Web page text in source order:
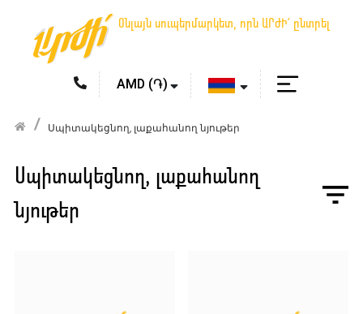
Օնլայն սուպերմարկետ, որն ԱՐԺԻ՛ ընտրել
Սպիտակեցնող, լաքահանող նյութեր
Սպիտակեցնող, լաքահանող
նյութեր